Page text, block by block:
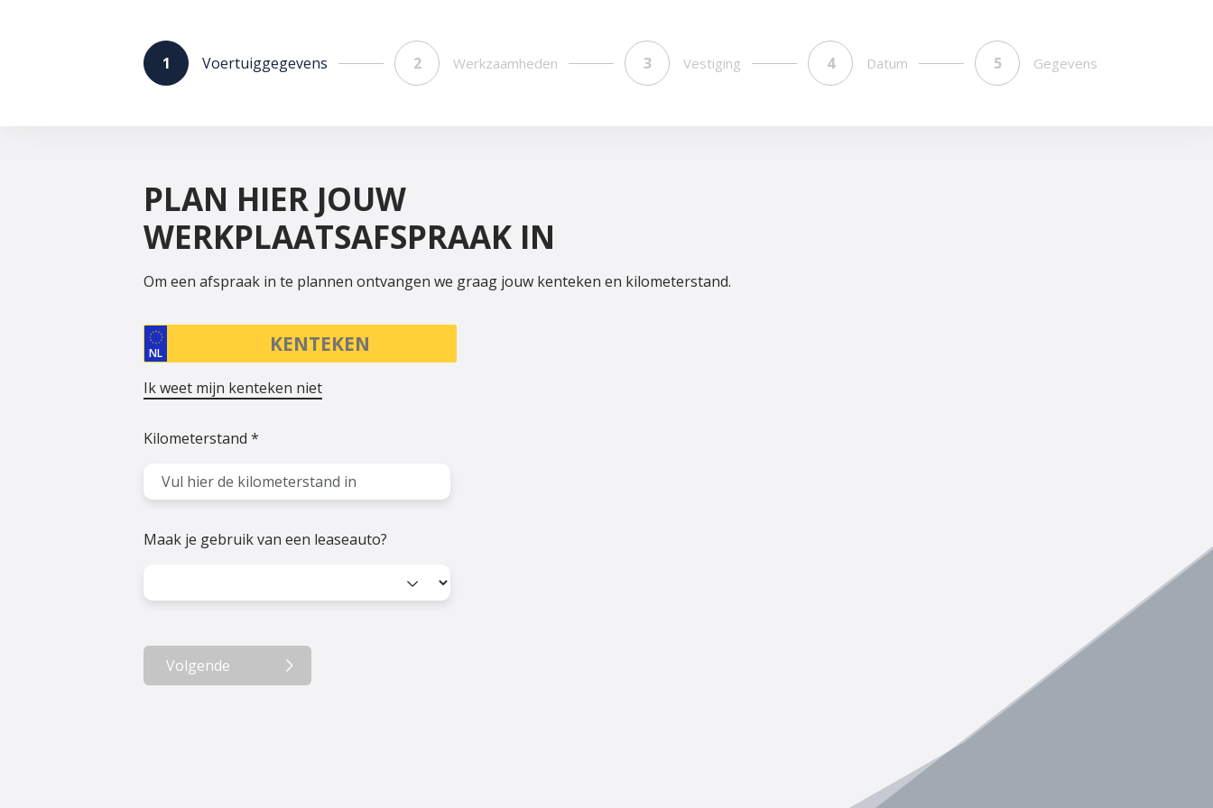
Voertuiggegevens Werkzaamheden Vestiging Datum Gegevens
PLAN HIER JOUW
WERKPLAATSAFSPRAAK IN
Om een afspraak in te plannen ontvangen we graag jouw kenteken en kilometerstand.
NL
Ik weet mijn kenteken niet
Kilometerstand *
Maak je gebruik van een leaseauto?
Volgende